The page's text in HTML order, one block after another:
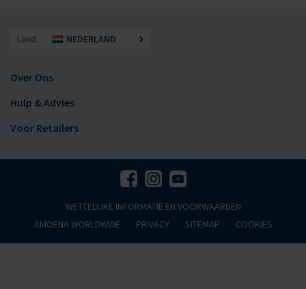
Land NEDERLAND
Over Ons
Hulp & Advies
Voor Retailers
WETTELIJKE INFORMATIE EN VOORWAARDEN
AMOENA WORLDWIDE
PRIVACY SITEMAP COOKIES